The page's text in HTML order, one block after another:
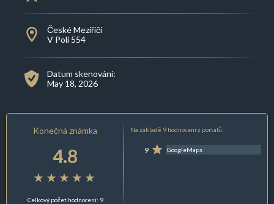
České Meziříčí
V Poli 554
Datum skenování:
May 18, 2026
Konečná známka
4.8
Celkový počet hodnocení: 9
Na základě 9 hodnocení z portálů:
9 GoogleMaps